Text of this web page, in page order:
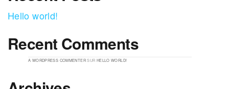
Hello world!
Recent Comments
A WORDPRESS COMMENTERSUR HELLO WORLD!